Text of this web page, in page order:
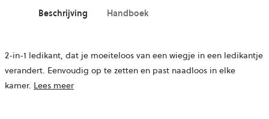
Beschrijving Handboek
2-in-1 ledikant, dat je moeiteloos van een wiegje in een ledikantje
verandert. Eenvoudig op te zetten en past naadloos in elke
kamer. Lees meer